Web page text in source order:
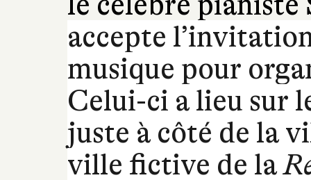
accepte
musique pour
Celui-ci a lieu sur
juste à côté de la
ville fictive de la